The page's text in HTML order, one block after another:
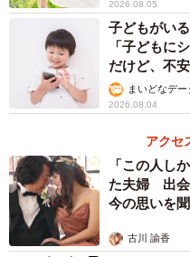
封筒で良いと思っていま
で、「暗黙の了解」とさ
です。ふたたび銀座の老舗
と、「〇〇小学校の出願用
事」ですが、封筒について
に、お受験界隈には「暗黙
まで来ると、何かの別の試
これだけの準備をして、願
2026.08.05
子どもがい
「子どもに
だけど、不
まいどなデー
2026.08.04
アクセ
「この人し
た夫婦 出会
今の思いを
古川 諭香